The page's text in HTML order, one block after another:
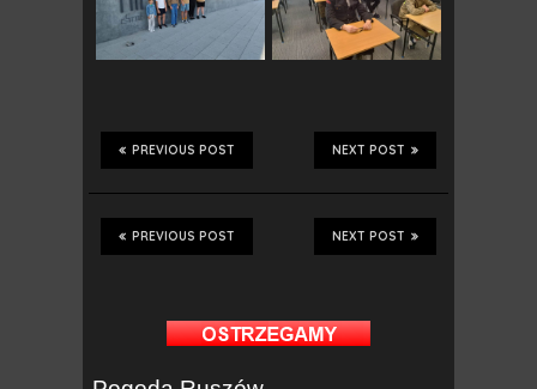
NEXT POST
PREVIOUS POST
NEXT POST
PREVIOUS POST